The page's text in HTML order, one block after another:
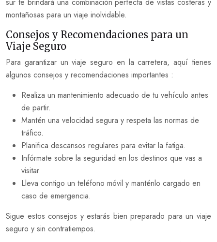
montañosas para un viaje inolvidable.
Consejos y Recomendaciones para un
Viaje Seguro
Para garantizar un viaje seguro en la carretera, aquí tienes
algunos consejos y recomendaciones importantes :
Realiza un mantenimiento adecuado de tu vehículo antes
de partir.
Mantén una velocidad segura y respeta las normas de
tráfico.
Planifica descansos regulares para evitar la fatiga.
Infórmate sobre la seguridad en los destinos que vas a
visitar.
Lleva contigo un teléfono móvil y manténlo cargado en
caso de emergencia.
Sigue estos consejos y estarás bien preparado para un viaje
seguro y sin contratiempos.